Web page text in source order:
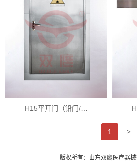
H15平开门（铅门/…
1 >
版权所有：山东双鹰医疗器械